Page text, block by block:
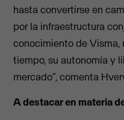
hasta convertirse en
por la infraestructura
conocimiento de Visma,
tiempo, su autonomía y
mercado”, comenta
A destacar en materia